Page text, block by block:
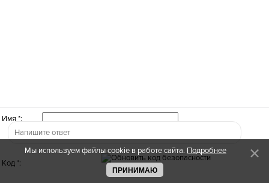
Имя *:
Код *:
Мы используем файлы cookie в работе сайта. Подробнее
ПРИНИМАЮ